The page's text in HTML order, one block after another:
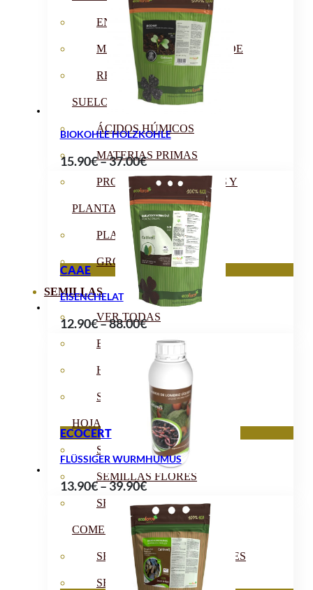
ENRAIZANTES
MADURACIÓN Y ENGORDE
REGENERADORES DEL
SUELO
ÁCIDOS HÚMICOS
MATERIAS PRIMAS
PROTECCIÓN CULTIVOS Y
PLANTAS
PLANTAS INTERIOR
GROWPUNCH
SEMILLAS
VER TODAS
BIODINÁMICAS DEMETER
HORTALIZA FRUTO
SEMILLAS HORTALIZA DE
HOJA
SEMILLAS AROMÁTICAS
SEMILLAS FLORES
SEMILLAS FLORES
COMESTIBLES
SEMILLAS TRADICIONALES
SEMILLAS BRASICAS
15.90€
BIOKOHLE HOLZKOHLE
15.90€–37.00€Preisspanne:
15.90€
bis
37.00€
CAAE
EISENCHELAT
12.90€–88.00€Preisspanne:
12.90€
bis
88.00€
ECOCERT
FLÜSSIGER WURMHUMUS
13.90€–39.90€Preisspanne:
13.90€
bis
39.90€